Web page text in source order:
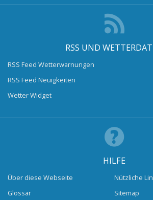
RSS UND
RSS Feed Wetterwarnungen
RSS Feed Neuigkeiten
Wetter Widget
HILFE
Über diese Webseite
Glossar
Nützliche
Sitemap